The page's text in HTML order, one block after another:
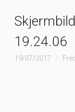
19.24.06
19/07/2017